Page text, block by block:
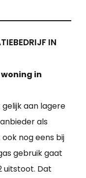
IN
in
aan lagere
als
nog eens bij
gebruik gaat
uitstoot. Dat